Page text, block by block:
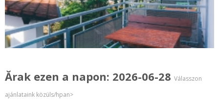
Ărak ezen a napon: 2026-06-28 Válasszon
ajánlataink közüls/hpan>